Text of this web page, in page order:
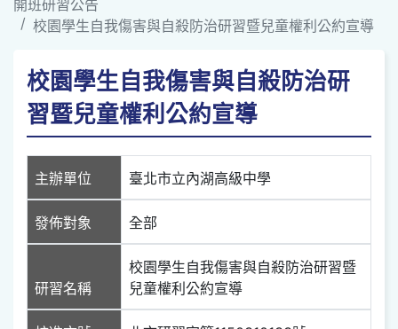
開班研習公告
校園學生自我傷害與自殺防治研習暨兒童權利公約宣導
校園學生自我傷害與自殺防治研
習暨兒童權利公約宣導
主辦單位 臺北市立內湖高級中學
發佈對象 全部
研習名稱
校園學生自我傷害與自殺防治研習暨
兒童權利公約宣導